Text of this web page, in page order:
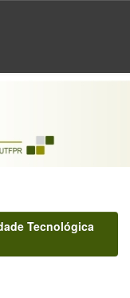
Tecnológica